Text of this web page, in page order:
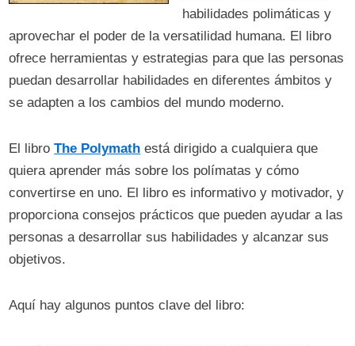
habilidades polimáticas y
aprovechar el poder de la versatilidad humana. El libro
ofrece herramientas y estrategias para que las personas
puedan desarrollar habilidades en diferentes ámbitos y
se adapten a los cambios del mundo moderno.
El libroThe Polymath está dirigido a cualquiera que
quiera aprender más sobre los polímatas y cómo
convertirse en uno. El libro es informativo y motivador, y
proporciona consejos prácticos que pueden ayudar a las
personas a desarrollar sus habilidades y alcanzar sus
objetivos.
Aquí hay algunos puntos clave del libro: